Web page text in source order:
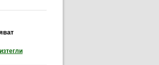
изтеглидокумент: Заповед № 840/04.10.2022 г. на